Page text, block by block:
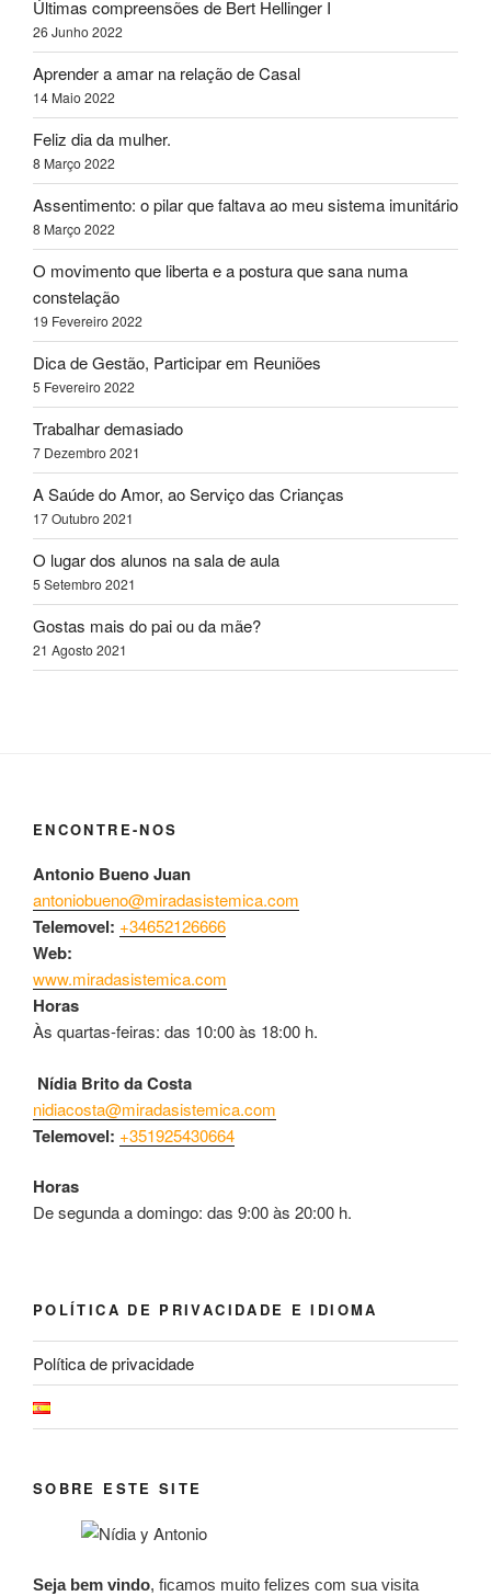
Últimas compreensões de Bert Hellinger I
26 Junho 2022
Aprender a amar na relação de Casal
14 Maio 2022
Feliz dia da mulher.
8 Março 2022
Assentimento: o pilar que faltava ao meu sistema imunitário
8 Março 2022
O movimento que liberta e a postura que sana numa
constelação
19 Fevereiro 2022
Dica de Gestão, Participar em Reuniões
5 Fevereiro 2022
Trabalhar demasiado
7 Dezembro 2021
A Saúde do Amor, ao Serviço das Crianças
17 Outubro 2021
O lugar dos alunos na sala de aula
5 Setembro 2021
Gostas mais do pai ou da mãe?
21 Agosto 2021
ENCONTRE-NOS
Antonio Bueno Juan
antoniobueno@miradasistemica.com
Telemovel: +34652126666
Web:
www.miradasistemica.com
Horas
Às quartas-feiras: das 10:00 às 18:00 h.
Nídia Brito da Costa
nidiacosta@miradasistemica.com
Telemovel: +351925430664
Horas
De segunda a domingo: das 9:00 às 20:00 h.
POLÍTICA DE PRIVACIDADE E IDIOMA
Política de privacidade
SOBRE ESTE SITE
Seja bem vindo, ficamos muito felizes com sua visita